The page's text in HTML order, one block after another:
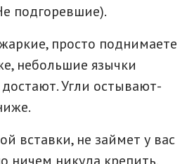
подгоревшие).
просто поднимаете
небольшие язычки
Угли остывают-
вставки, не займет у вас